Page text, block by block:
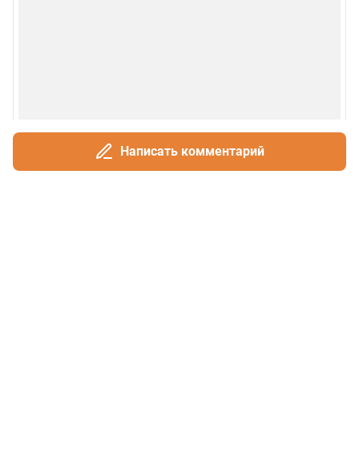
Написать комментарий